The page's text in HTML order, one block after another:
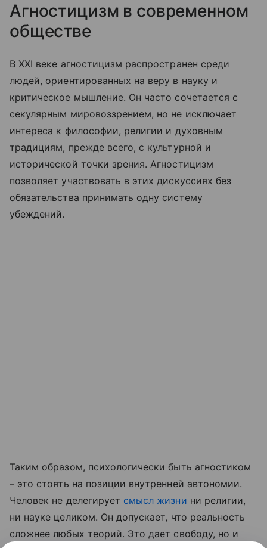
Агностицизм в современном
обществе
В XXI веке агностицизм распространен среди
людей, ориентированных на веру в науку и
критическое мышление. Он часто сочетается с
секулярным мировоззрением, но не исключает
интереса к философии, религии и духовным
традициям, прежде всего, с культурной и
исторической точки зрения. Агностицизм
позволяет участвовать в этих дискуссиях без
обязательства принимать одну систему
убеждений.
Таким образом, психологически быть агностиком
– это стоять на позиции внутренней автономии.
Человек не делегирует смысл жизни ни религии,
ни науке целиком. Он допускает, что реальность
сложнее любых теорий. Это дает свободу, но и